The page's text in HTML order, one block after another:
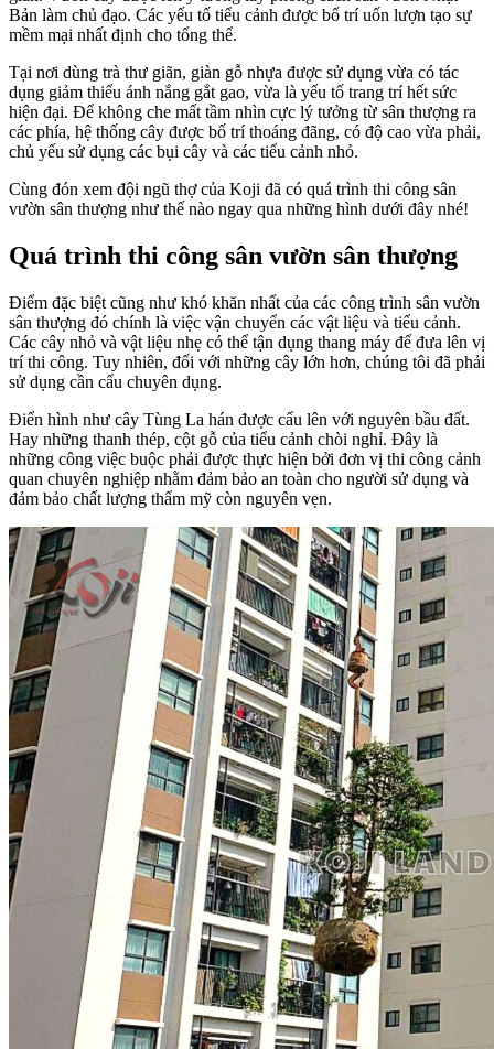
Bản làm chủ đạo. Các yếu tố tiểu cảnh được bố trí uốn lượn tạo sự
mềm mại nhất định cho tổng thể.
Tại nơi dùng trà thư giãn, giàn gỗ nhựa được sử dụng vừa có tác
dụng giảm thiểu ánh nắng gắt gao, vừa là yếu tố trang trí hết sức
hiện đại. Để không che mất tầm nhìn cực lý tưởng từ sân thượng ra
các phía, hệ thống cây được bố trí thoáng đãng, có độ cao vừa phải,
chủ yếu sử dụng các bụi cây và các tiểu cảnh nhỏ.
Cùng đón xem đội ngũ thợ của Koji đã có quá trình thi công sân
vườn sân thượng như thế nào ngay qua những hình dưới đây nhé!
Quá trình thi công sân vườn sân thượng
Điểm đặc biệt cũng như khó khăn nhất của các công trình sân vườn
sân thượng đó chính là việc vận chuyển các vật liệu và tiểu cảnh.
Các cây nhỏ và vật liệu nhẹ có thể tận dụng thang máy để đưa lên vị
trí thi công. Tuy nhiên, đối với những cây lớn hơn, chúng tôi đã phải
sử dụng cần cẩu chuyên dụng.
Điển hình như cây Tùng La hán được cẩu lên với nguyên bầu đất.
Hay những thanh thép, cột gỗ của tiểu cảnh chòi nghỉ. Đây là
những công việc buộc phải được thực hiện bởi đơn vị thi công cảnh
quan chuyên nghiệp nhằm đảm bảo an toàn cho người sử dụng và
đảm bảo chất lượng thẩm mỹ còn nguyên vẹn.